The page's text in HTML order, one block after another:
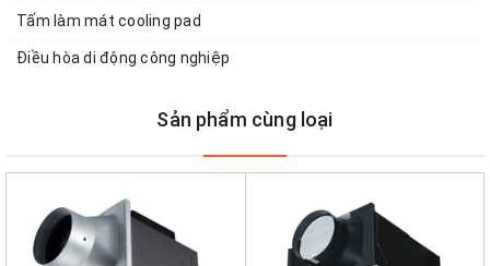
Tấm làm mát cooling pad
Điều hòa di động công nghiệp
Sản phẩm cùng loại